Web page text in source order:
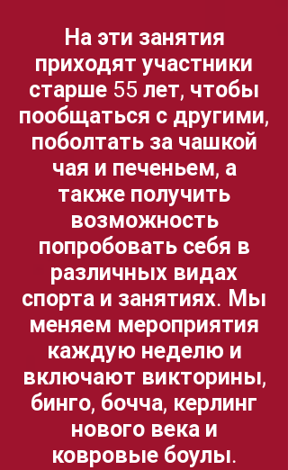
На эти занятия
приходят участники
старше 55 лет, чтобы
пообщаться с другими,
поболтать за чашкой
чая и печеньем, а
также получить
возможность
попробовать себя в
различных видах
спорта и занятиях. Мы
меняем мероприятия
каждую неделю и
включают викторины,
бинго, бочча, керлинг
нового века и
ковровые боулы.